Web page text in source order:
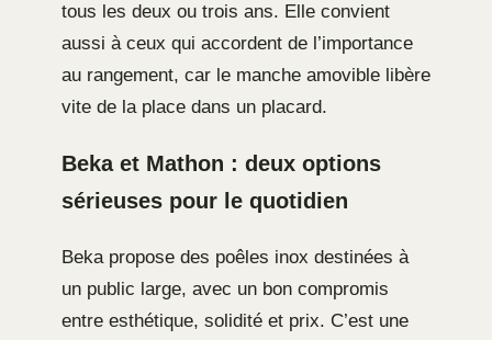
tous les deux ou trois ans. Elle convient
aussi à ceux qui accordent de l’importance
au rangement, car le manche amovible libère
vite de la place dans un placard.
Beka et Mathon : deux options
sérieuses pour le quotidien
Beka propose des poêles inox destinées à
un public large, avec un bon compromis
entre esthétique, solidité et prix. C’est une